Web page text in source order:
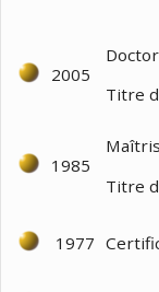
2005
Titre
1985
Titre
1977